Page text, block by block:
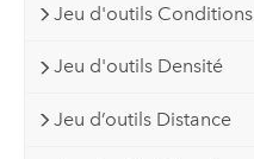
Jeu d'outils Conditions
Jeu d'outils Densité
Jeu d’outils Distance